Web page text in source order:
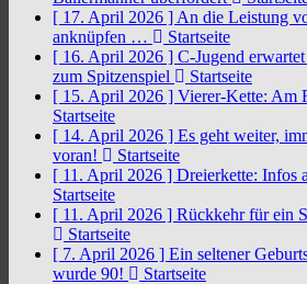
[ 17. April 2026 ] An die Leistung
anknüpfen …
Startseite
[ 16. April 2026 ] C-Jugend
zum Spitzenspiel
Startseite
[ 15. April 2026 ] Vierer-Kette: Am
Startseite
[ 14. April 2026 ] Es geht weiter,
voran!
Startseite
[ 11. April 2026 ] Dreierkette: Infos
Startseite
[ 11. April 2026 ] Rückkehr für ein
Startseite
[ 7. April 2026 ] Ein seltener
wurde 90!
Startseite